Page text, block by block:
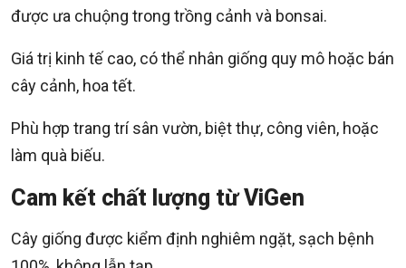
được ưa chuộng trong trồng cảnh và bonsai.
Giá trị kinh tế cao, có thể nhân giống quy mô hoặc bán
cây cảnh, hoa tết.
Phù hợp trang trí sân vườn, biệt thự, công viên, hoặc
làm quà biếu.
Cam kết chất lượng từ ViGen
Cây giống được kiểm định nghiêm ngặt, sạch bệnh